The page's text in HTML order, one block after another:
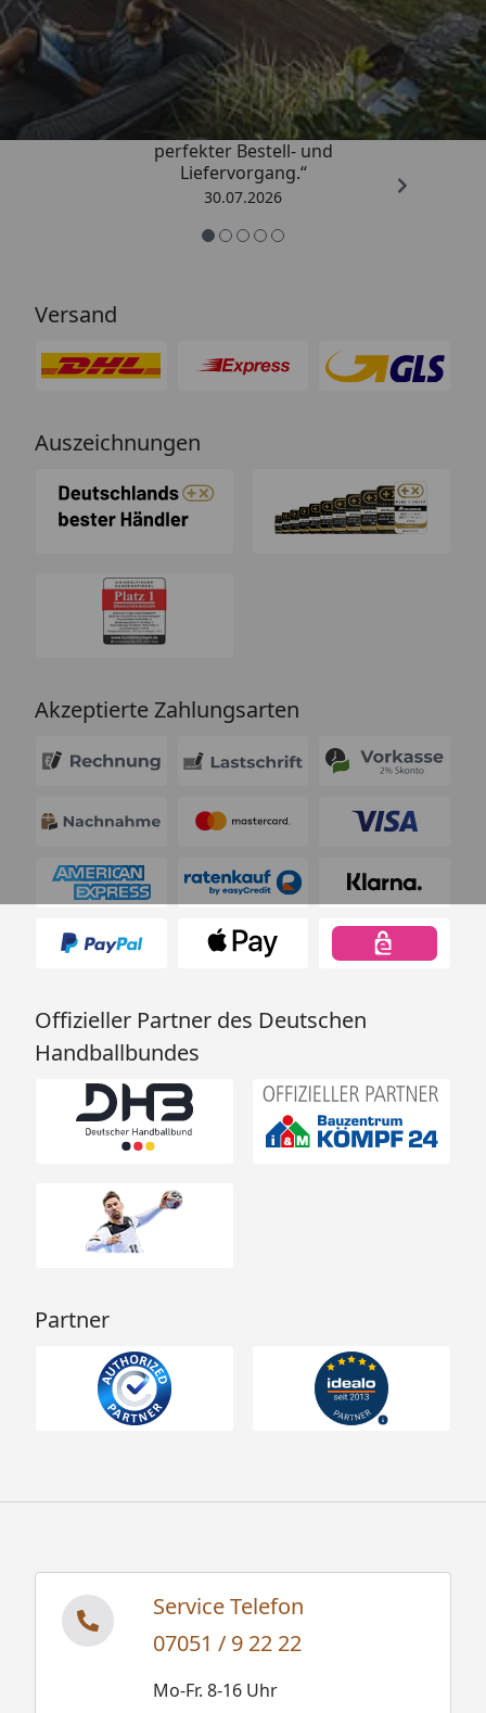
Trusted Shops
4,76/ 5
„Qualitativ sehr gute Ware und ein
perfekter Bestell- und
Liefervorgang.“
30.07.2026
Versand
Auszeichnungen
Akzeptierte Zahlungsarten
Offizieller Partner des Deutschen
Handballbundes
Partner
Service Telefon
07051 / 9 22 22
Mo-Fr. 8-16 Uhr